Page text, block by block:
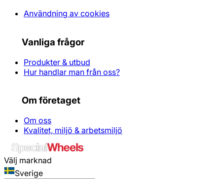
Användning av cookies
Vanliga frågor
Produkter & utbud
Hur handlar man från oss?
Om företaget
Om oss
Kvalitet, miljö & arbetsmiljö
Välj marknad
Sverige